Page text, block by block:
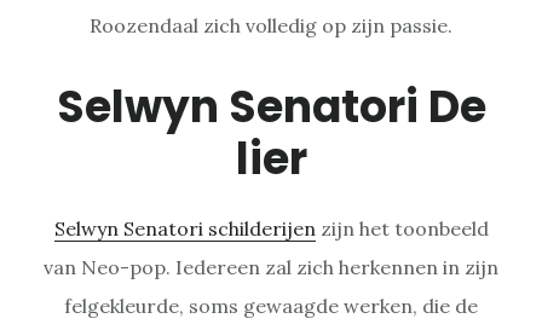
Roozendaal zich volledig op zijn passie.
Selwyn Senatori De
lier
Selwyn Senatori schilderijen zijn het toonbeeld
van Neo-pop. Iedereen zal zich herkennen in zijn
felgekleurde, soms gewaagde werken, die de